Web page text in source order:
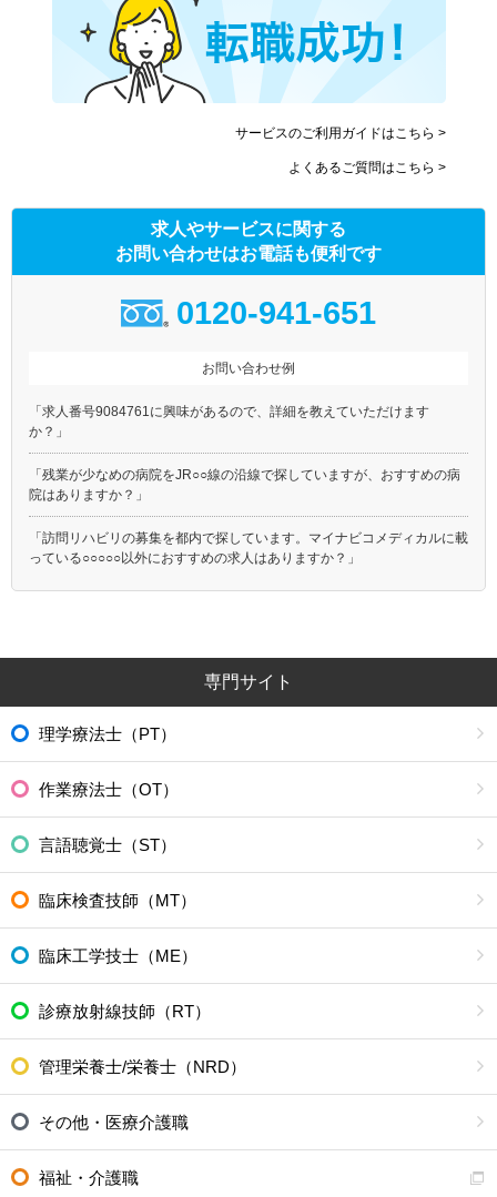
サービスのご利用ガイドはこちら >
よくあるご質問はこちら >
求人やサービスに関する
お問い合わせはお電話も便利です
0120-941-651
お問い合わせ例
「求人番号9084761に興味があるので、詳細を教えていただけます
か？」
「残業が少なめの病院をJR○○線の沿線で探していますが、おすすめの病
院はありますか？」
「訪問リハビリの募集を都内で探しています。マイナビコメディカルに載
っている○○○○○以外におすすめの求人はありますか？」
専門サイト
理学療法士（PT）
作業療法士（OT）
言語聴覚士（ST）
臨床検査技師（MT）
臨床工学技士（ME）
診療放射線技師（RT）
管理栄養士/栄養士（NRD）
その他・医療介護職
福祉・介護職